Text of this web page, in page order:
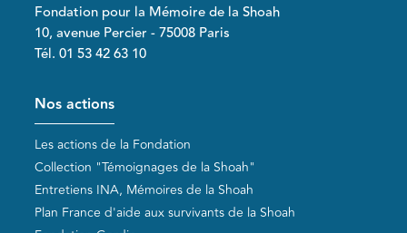
Fondation pour la Mémoire de la Shoah
10, avenue Percier - 75008 Paris
Tél. 01 53 42 63 10
Pied de page
Nos actions
Les actions de la Fondation
Collection "Témoignages de la Shoah"
Entretiens INA, Mémoires de la Shoah
Plan France d'aide aux survivants de la Shoah